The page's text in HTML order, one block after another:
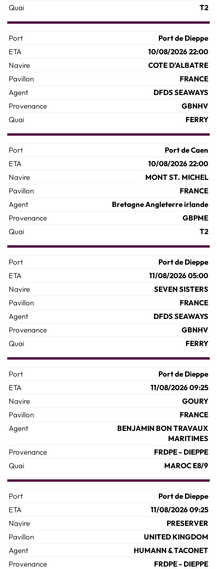
T2
Port de Dieppe
10/08/2026 22:00
COTE D'ALBATRE
FRANCE
DFDS SEAWAYS
GBNHV
FERRY
Port de Caen
10/08/2026 22:00
MONT ST. MICHEL
FRANCE
Bretagne Angleterre irlande
GBPME
T2
Port de Dieppe
11/08/2026 05:00
SEVEN SISTERS
FRANCE
DFDS SEAWAYS
GBNHV
FERRY
Port de Dieppe
11/08/2026 09:25
GOURY
FRANCE
BENJAMIN BON TRAVAUX
MARITIMES
FRDPE - DIEPPE
MAROC E8/9
Port de Dieppe
11/08/2026 09:25
PRESERVER
UNITED KINGDOM
HUMANN & TACONET
FRDPE - DIEPPE